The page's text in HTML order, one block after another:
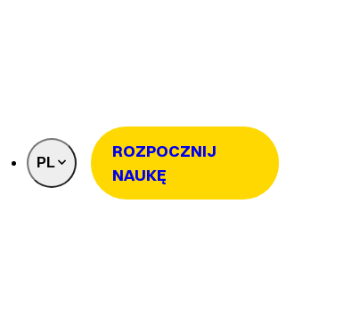
ROZPOCZNIJ
NAUKĘ
PL